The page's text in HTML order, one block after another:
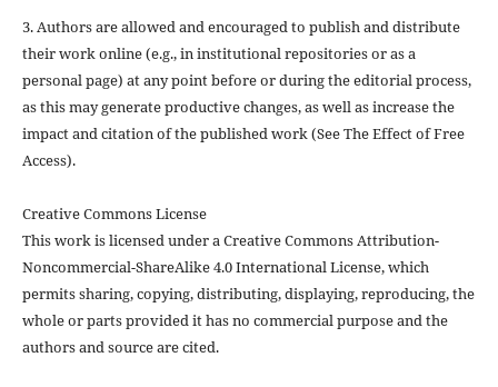
3. Authors are allowed and encouraged to publish and distribute
their work online (e.g., in institutional repositories or as a
personal page) at any point before or during the editorial process,
as this may generate productive changes, as well as increase the
impact and citation of the published work (See The Effect of Free
Access).
Creative Commons License
This work is licensed under a Creative Commons Attribution-
Noncommercial-ShareAlike 4.0 International License, which
permits sharing, copying, distributing, displaying, reproducing, the
whole or parts provided it has no commercial purpose and the
authors and source are cited.